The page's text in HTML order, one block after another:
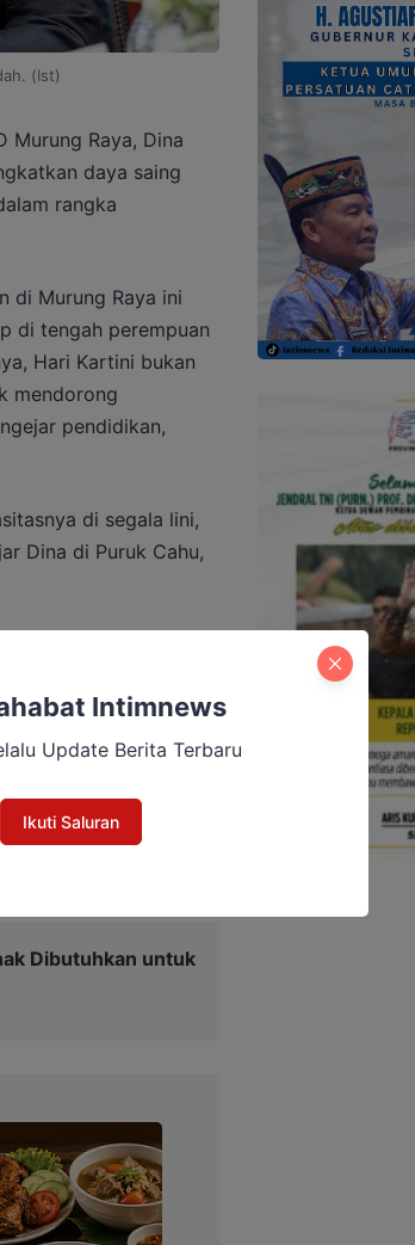
(Ist)
Murung Raya, Dina
daya saing
rangka
di Murung Raya ini
di tengah perempuan
Hari Kartini bukan
mendorong
pendidikan,
di segala lini,
Dina di Puruk Cahu,
yang kuat melalui
perpustakaan,
kebebasan memilih
untuk terus
takut bersaing.
dan telah
tambahnya.
Dibutuhkan untuk
Intimnews
Update Berita Terbaru
Ikuti Saluran